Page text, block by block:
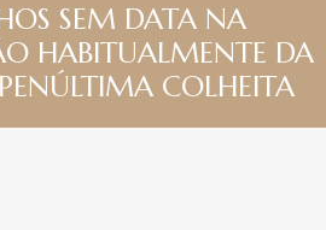
SEM DATA NA
HABITUALMENTE DA
COLHEITA